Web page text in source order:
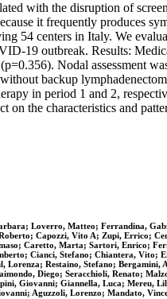
with the disruption of
it frequently produces
54 centers in Italy. We
19 outbreak. Results:
Nodal assessment
backup
in period 1 and 2,
the characteristics and
Loverro, Matteo; Ferrandina,
Capozzi, Vito A; Zupi, Errico;
Caretto, Marta; Sartori, Enrico;
Cianci, Stefano; Chiantera, Vito;
Restaino, Stefano;
Diego; Seracchioli, Renato;
Giovanni; Giannella, Luca; Mereu,
Aguzzoli, Lorenzo; Mandato,